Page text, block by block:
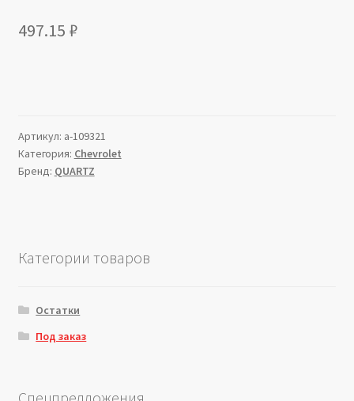
497.15 ₽
Артикул: a-109321
Категория: Chevrolet
Бренд: QUARTZ
Категории товаров
Остатки
Под заказ